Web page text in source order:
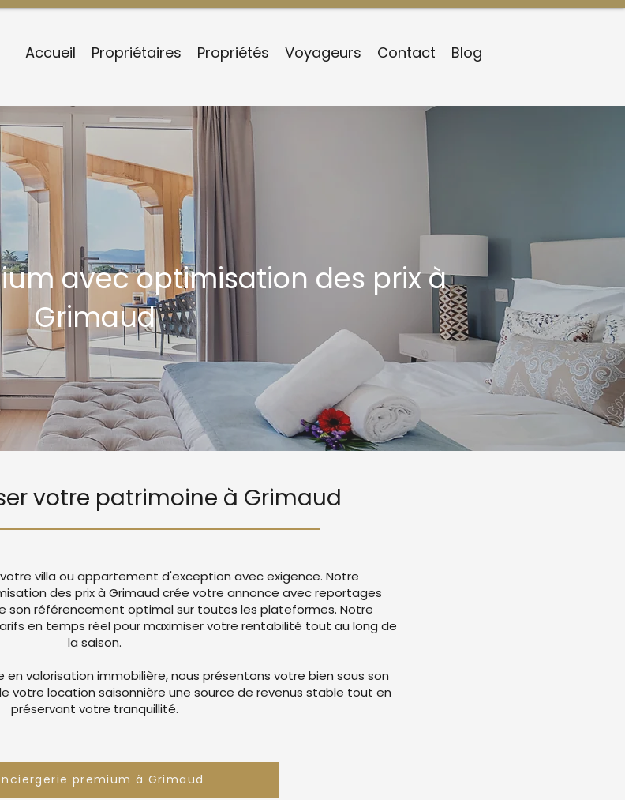
Accueil Propriétaires Propriétés Voyageurs Contact Blog
avec optimisation des prix à
Grimaud
votre patrimoine à Grimaud
villa ou appartement d'exception avec exigence. Notre
des prix à Grimaud crée votre annonce avec reportages
son référencement optimal sur toutes les plateformes. Notre
en temps réel pour maximiser votre rentabilité tout au long de
la saison.
en valorisation immobilière, nous présentons votre bien sous son
votre location saisonnière une source de revenus stable tout en
préservant votre tranquillité.
premium à Grimaud